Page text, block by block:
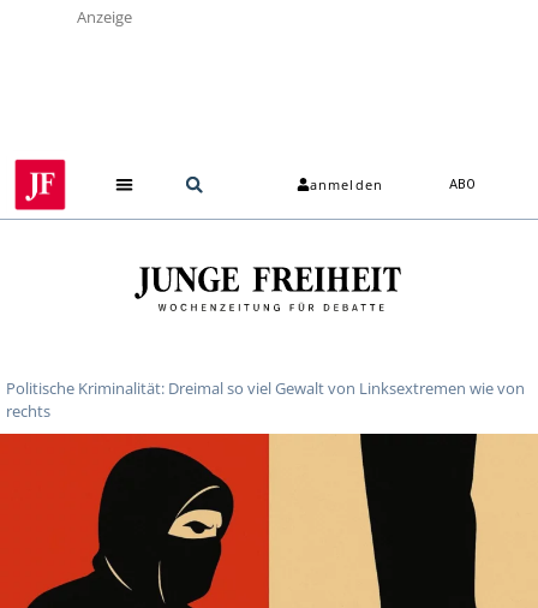
Anzeige
anmelden ABO
Politische Kriminalität: Dreimal so viel Gewalt von Linksextremen wie von
rechts